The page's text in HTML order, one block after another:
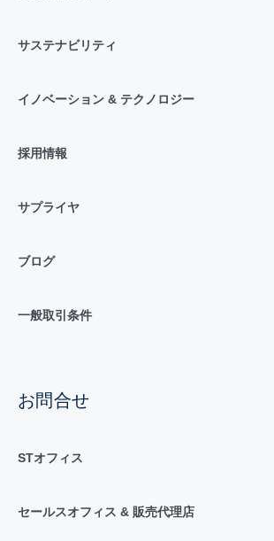
サステナビリティ
イノベーション & テクノロジー
採用情報
サプライヤ
ブログ
一般取引条件
お問合せ
STオフィス
セールスオフィス & 販売代理店